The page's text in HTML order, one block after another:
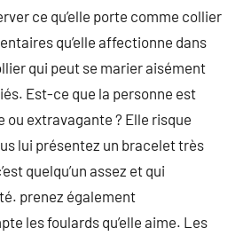
ce qu’elle porte comme collier
qu’elle affectionne dans
qui peut se marier aisément
Est-ce que la personne est
extravagante ? Elle risque
lui présentez un bracelet très
quelqu’un assez et qui
prenez également
les foulards qu’elle aime. Les